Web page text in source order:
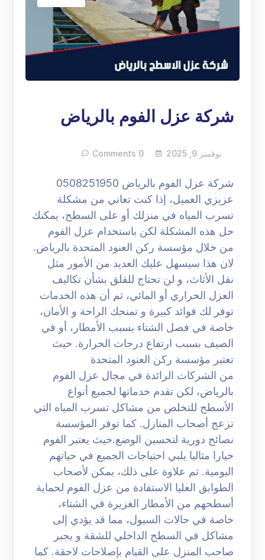
شركة عزل الفوم بالرياض
نوفمبر 9, 2025 0 Comments
شركة عزل الفوم بالرياض 0508251950
عزيزي العميل، إذا كنت تعاني من مشكلة
تسرب المياه في منزلك أو على السطح، يمكنك
حل هذه المشكلة لكن باستخدام عزل الفوم
من خلال مؤسسة ركن العنود المتحدة بالرياض.
لان هذا سيسهل عليك العديد من الأمور مثل
نقل الأثاث، و لن تحتاج للقلق بشأن تكاليف
العزل الحراري أو المائي، ثم أن هذه الخدمات
توفر لك فوائد كبيرة و تمنحك الراحة و الأمان،
خاصة في فصل الشتاء بسبب الأمطار، أو في
الصيف بسبب ارتفاع درجات الحرارة. حيث
تعتبر مؤسسة ركن العنود المتحدة
من الشركات الرائدة في مجال عزل الفوم
بالرياض، لكن تقدم خدماتها لجميع أنواع
الأسطح للتخلص من مشاكل تسرب المياه التي
تزعج أصحاب المنازل. كما توفر المؤسسة
نصائح دورية لتحسين الوضع.حيث يعتبر الفوم
خيارا مثاليا يلبي احتياجات الجميع في حياتهم
اليومية. ثم علاوة على ذلك، يمكن لأصحاب
الطوابق العليا الاستفادة من عزل الفوم لحماية
أسطحهم من الأمطار الغزيرة في الشتاء،
خاصة في حالات السيول، مما قد يؤدي إلى
مشاكل في السطح الداخلي للشقة و يجبر
صاحب المنزل على القيام بإصلاحات لاحقة. كما